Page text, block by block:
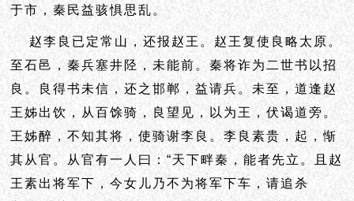
于市，秦民益骇惧思乱。
赵李良已定常山，还报赵王。赵王复使良略太原。
至石邑，秦兵塞井陉，未能前。秦将诈为二世书以招
良。良得书未信，还之邯郸，益请兵。未至，道逢赵
王姊出饮，从百馀骑，良望见，以为王，伏谒道旁。
王姊醉，不知其将，使骑谢李良。李良素贵，起，惭
其从官。从官有一人曰：“天下畔秦，能者先立。且赵
王素出将军下，今女儿乃不为将军下车，请追杀